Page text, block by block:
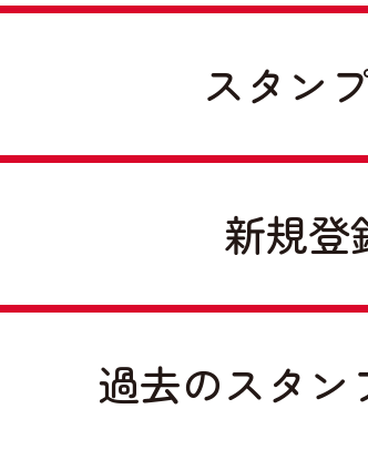
スタン
新規登
過去のスタン